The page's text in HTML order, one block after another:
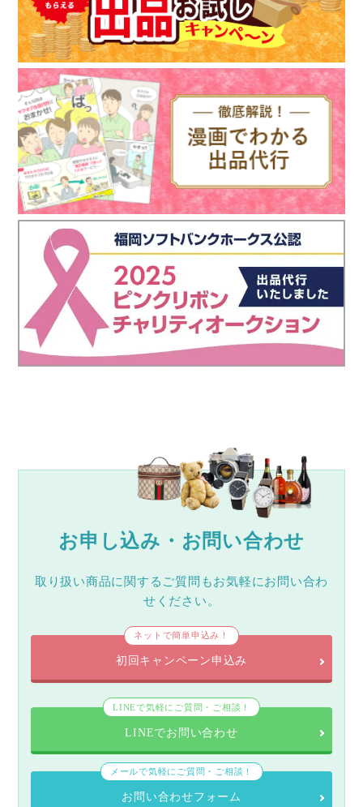
お申し込み・お問い合わせ
取り扱い商品に関するご質問もお気軽にお問い合わ
せください。
ネットで簡単申込み！
初回キャンペーン申込み
LINEで気軽にご質問・ご相談！
LINEでお問い合わせ
メールで気軽にご質問・ご相談！
お問い合わせフォーム